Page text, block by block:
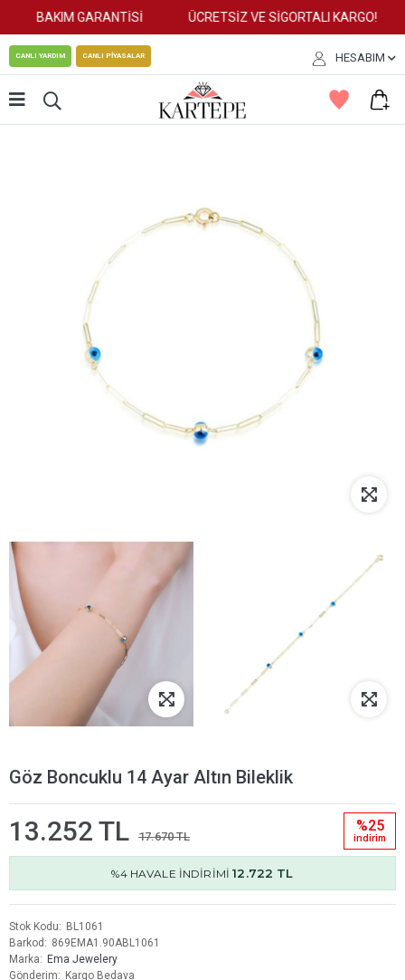
BAKIM GARANTİSİ ÜCRETSİZ VE SİGORTALI KARGO!
CANLI YARDIM CANLI PİYASALAR HESABIM
Göz Boncuklu 14 Ayar Altın Bileklik
13.252 TL 17.670 TL
%25
i̇ndi̇ri̇m
%4 HAVALE İNDİRİMİ12.722 TL
Stok Kodu
BL1061
Barkod
869EMA1.90ABL1061
Marka
Ema Jewelery
Gönderim
Kargo Bedava